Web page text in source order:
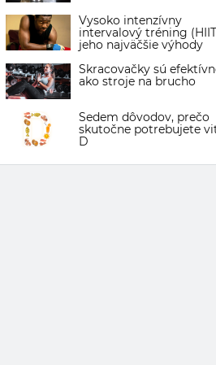
Vysoko intenzívny
intervalový tréning
jeho najväčšie výhody
Skracovačky sú
ako stroje na brucho
Sedem dôvodov, prečo
skutočne potrebujete
D